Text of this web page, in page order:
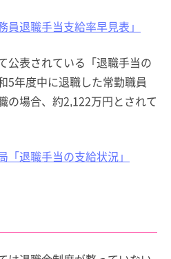
退職手当支給率早見表」
公表されている「退職手当の
5年度中に退職した常勤職員
の場合、約2,122万円とされて
退職手当の支給状況」